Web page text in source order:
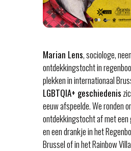
Marian Lens, sociologe,
ontdekkingstocht in
plekken in internationaal
LGBTQIA+ geschiedenis
eeuw afspeelde. We ronden
ontdekkingstocht af met een
en een drankje in het
Brussel of in het Rainbow